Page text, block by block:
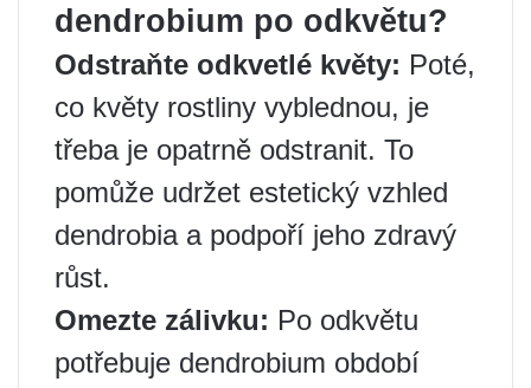
dendrobium po odkvětu?
Odstraňte odkvetlé květy: Poté,
co květy rostliny vyblednou, je
třeba je opatrně odstranit. To
pomůže udržet estetický vzhled
dendrobia a podpoří jeho zdravý
růst.
Omezte zálivku: Po odkvětu
potřebuje dendrobium období